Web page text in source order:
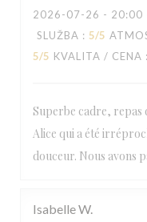
2026-07-26 - 20:00
SLUŽBA : 5/5
5/5 KVALITA / CENA :
Superbe cadre, repas
Alice qui a été
douceur. Nous avons
IsabelleW